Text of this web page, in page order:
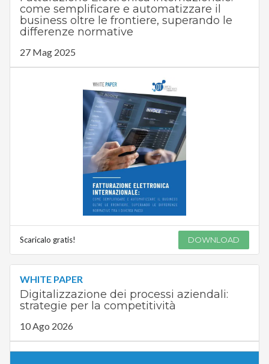
come semplificare e automatizzare il
business oltre le frontiere, superando le
differenze normative
27 Mag 2025
Scaricalo gratis! DOWNLOAD
WHITE PAPER
Digitalizzazione dei processi aziendali:
strategie per la competitività
10 Ago 2026